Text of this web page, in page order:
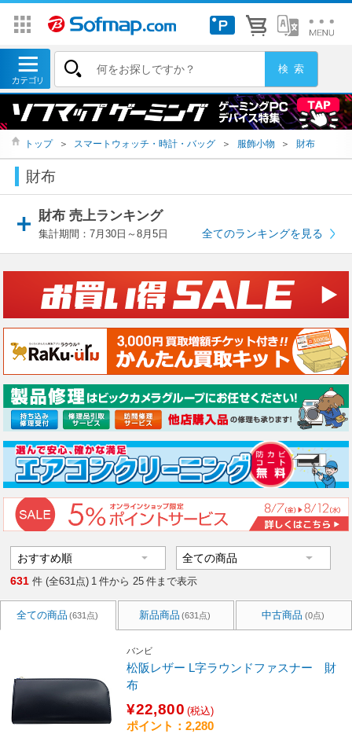
トップ ＞ スマートウォッチ・時計・バッグ ＞ 服飾小物 ＞ 財布
財布
財布 売上ランキング
集計期間：7月30日～8月5日 全てのランキングを見る
631 件 (全631点) 1 件から 25 件まで表示
全ての商品 (631点) 新品商品 (631点) 中古商品 (0点)
バンビ
松阪レザー L字ラウンドファスナー 財
布
¥22,800 (税込)
ポイント：2,280